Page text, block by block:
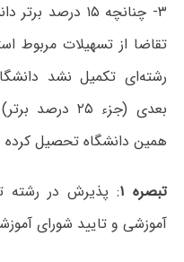
۳- چنانچه ۱۵
تقاضا از تسهیلات مربوط
بعدی (جزء ۲۵
همین دانشگاه تحصیل کرده
تبصره ۱
: پذیرش در رشته
آموزشی و تایید شورای